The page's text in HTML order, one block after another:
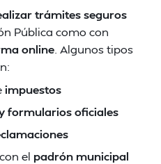
trámites seguros
Pública como con
online . Algunos tipos
impuestos
formularios oficiales
el padrón municipal